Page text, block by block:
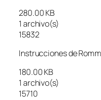
280.00 KB
1 archivo(s)
15832
Instrucciones de
180.00 KB
1 archivo(s)
15710